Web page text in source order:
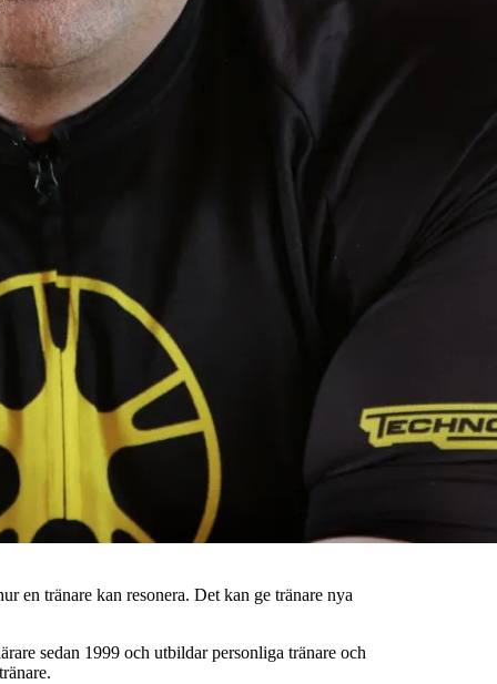
en tränare kan resonera. Det kan ge tränare nya
sedan 1999 och utbildar personliga tränare och